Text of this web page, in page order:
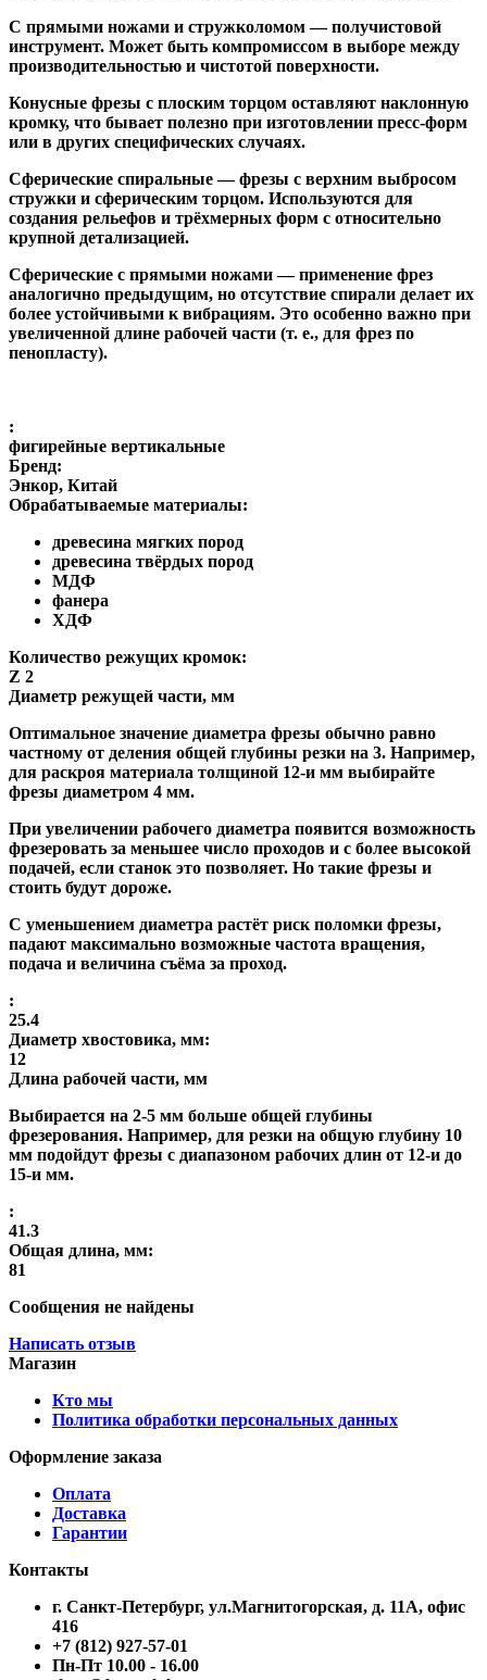
С прямыми ножами и стружколомом— получистовой
инструмент. Может быть компромиссом в выборе между
производительностью и чистотой поверхности.
Конусные фрезы с плоским торцом оставляют наклонную
кромку, что бывает полезно при изготовлении пресс-форм
или в других специфических случаях.
Сферические спиральные— фрезы с верхним выбросом
стружки и сферическим торцом. Используются для
создания рельефов и трёхмерных форм с относительно
крупной детализацией.
Сферические с прямыми ножами— применение фрез
аналогично предыдущим, но отсутствие спирали делает их
более устойчивыми к вибрациям. Это особенно важно при
увеличенной длине рабочей части (т. е., для фрез по
пенопласту).
:
фигирейные вертикальные
Бренд:
Энкор, Китай
Обрабатываемые материалы:
древесина мягких пород
древесина твёрдых пород
МДФ
фанера
ХДФ
Количество режущих кромок:
Z 2
Диаметр режущей части, мм
Оптимальное значение диаметра фрезы обычно равно
частному от деления общей глубины резки на 3. Например,
для раскроя материала толщиной 12-и мм выбирайте
фрезы диаметром 4 мм.
При увеличении рабочего диаметра появится возможность
фрезеровать за меньшее число проходов и с более высокой
подачей, если станок это позволяет. Но такие фрезы и
стоить будут дороже.
С уменьшением диаметра растёт риск поломки фрезы,
падают максимально возможные частота вращения,
подача и величина съёма за проход.
:
25.4
Диаметр хвостовика, мм:
12
Длина рабочей части, мм
Выбирается на 2-5 мм больше общей глубины
фрезерования. Например, для резки на общую глубину 10
мм подойдут фрезы с диапазоном рабочих длин от 12-и до
15-и мм.
:
41.3
Общая длина, мм:
81
Сообщения не найдены
Написать отзыв
Магазин
Кто мы
Политика обработки персональных данных
Оформление заказа
Оплата
Доставка
Гарантии
Контакты
г. Санкт-Петербург, ул.Магнитогорская, д. 11А, офис
416
+7 (812) 927-57-01
Пн-Пт 10.00 - 16.00